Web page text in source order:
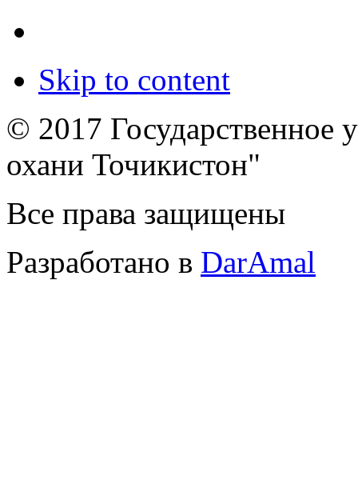
Skip to content
© 2017 Государственное
охани Точикистон"
Все права защищены
Разработано в DarAmal